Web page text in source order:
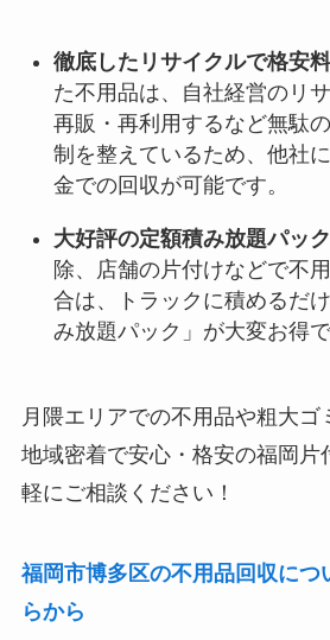
徹底したリサイクルで格安
た不用品は、自社経営のリ
再販・再利用するなど無駄
制を整えているため、他社
金での回収が可能です。
大好評の定額積み放題パック
除、店舗の片付けなどで不
合は、トラックに積めるだ
み放題パック」が大変お得で
月隈エリアでの不用品や粗大ゴ
地域密着で安心・格安の福岡片
軽にご相談ください！
福岡市博多区の不用品回収につ
らから